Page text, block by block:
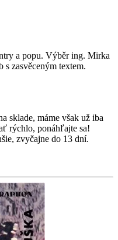
a popu. Výběr ing. Mirka
s zasvěceným textem.
sklade, máme však už iba
rýchlo, ponáhľajte sa!
zvyčajne do 13 dní.